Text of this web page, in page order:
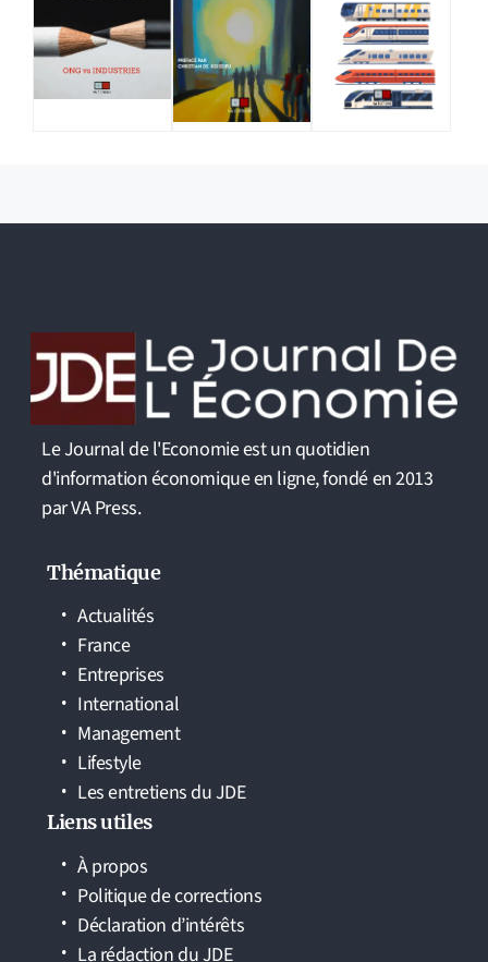
Le Journal de l'Economie est un quotidien
d'information économique en ligne, fondé en 2013
par VA Press.
Thématique
Actualités
France
Entreprises
International
Management
Lifestyle
Les entretiens du JDE
Liens utiles
À propos
Politique de corrections
Déclaration d’intérêts
La rédaction du JDE